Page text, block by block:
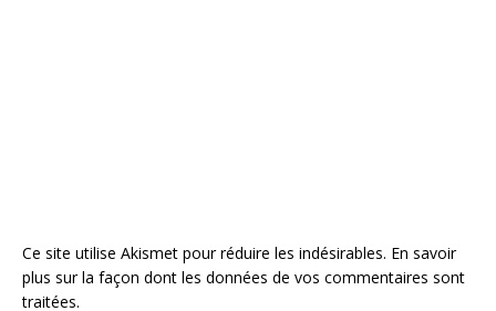
Ce site utilise Akismet pour réduire les indésirables. En savoir
plus sur la façon dont les données de vos commentaires sont
traitées.